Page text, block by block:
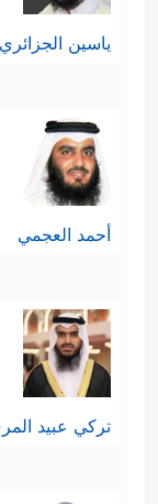
ياسين الجزائري
أحمد العجمي
تركي عبيد